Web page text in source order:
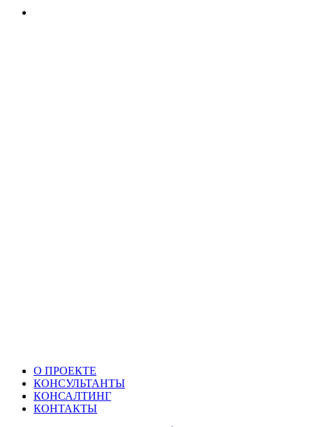
О ПРОЕКТЕ
КОНСУЛЬТАНТЫ
КОНСАЛТИНГ
КОНТАКТЫ